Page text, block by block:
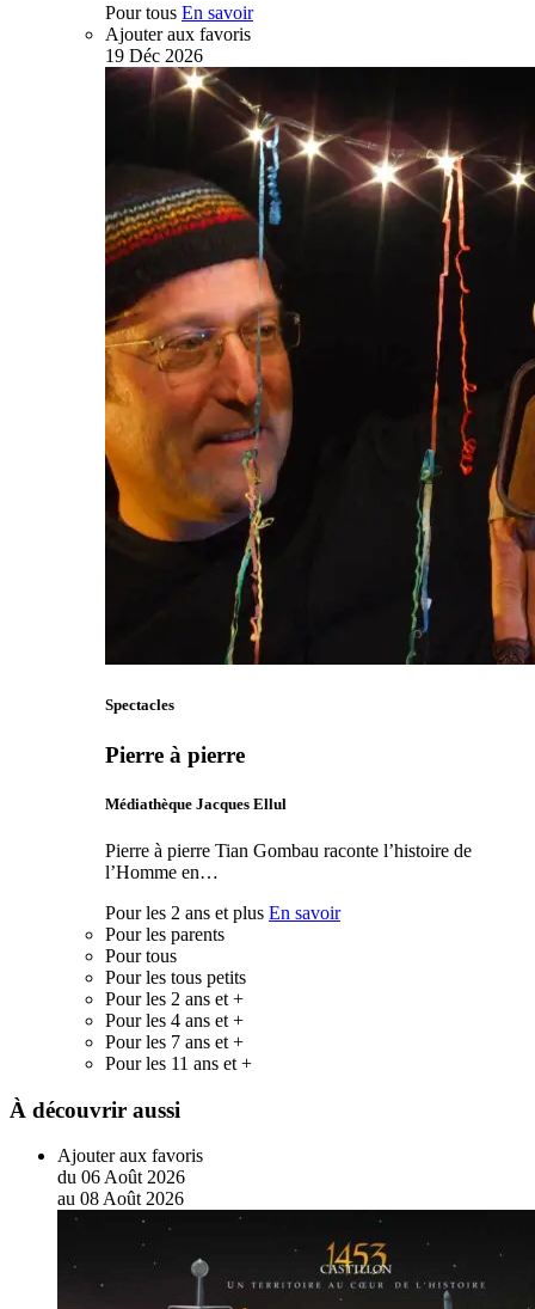
Pour tous En savoir
Ajouter aux favoris
19 Déc 2026
Spectacles
Pierre à pierre
Médiathèque Jacques Ellul
Pierre à pierre Tian Gombau raconte l’histoire de
l’Homme en…
Pour les 2 ans et plus En savoir
Pour les parents
Pour tous
Pour les tous petits
Pour les 2 ans et +
Pour les 4 ans et +
Pour les 7 ans et +
Pour les 11 ans et +
À découvrir aussi
Ajouter aux favoris
du 06 Août 2026
au 08 Août 2026